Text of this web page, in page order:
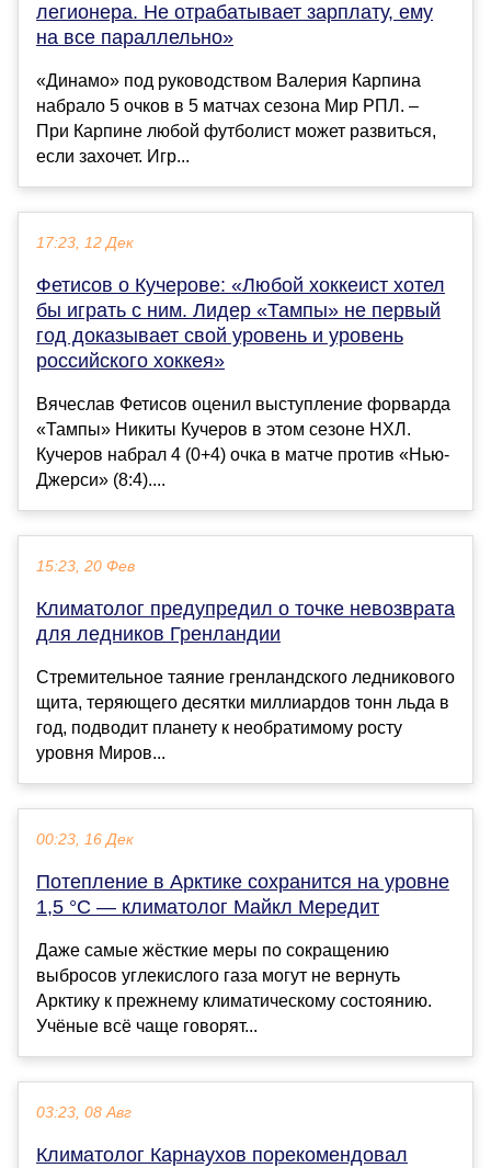
легионера. Не отрабатывает зарплату, ему
на все параллельно»
«Динамо» под руководством Валерия Карпина
набрало 5 очков в 5 матчах сезона Мир РПЛ. –
При Карпине любой футболист может развиться,
если захочет. Игр...
17:23, 12 Дек
Фетисов о Кучерове: «Любой хоккеист хотел
бы играть с ним. Лидер «Тампы» не первый
год доказывает свой уровень и уровень
российского хоккея»
Вячеслав Фетисов оценил выступление форварда
«Тампы» Никиты Кучеров в этом сезоне НХЛ.
Кучеров набрал 4 (0+4) очка в матче против «Нью-
Джерси» (8:4)....
15:23, 20 Фев
Климатолог предупредил о точке невозврата
для ледников Гренландии
Стремительное таяние гренландского ледникового
щита, теряющего десятки миллиардов тонн льда в
год, подводит планету к необратимому росту
уровня Миров...
00:23, 16 Дек
Потепление в Арктике сохранится на уровне
1,5 °C — климатолог Майкл Мередит
Даже самые жёсткие меры по сокращению
выбросов углекислого газа могут не вернуть
Арктику к прежнему климатическому состоянию.
Учёные всё чаще говорят...
03:23, 08 Авг
Климатолог Карнаухов порекомендовал